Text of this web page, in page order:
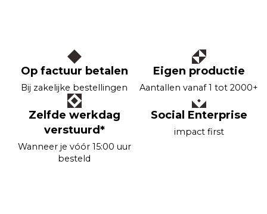
Op factuur betalen
Bij zakelijke bestellingen
Eigen productie
Aantallen vanaf 1 tot 2000+
Zelfde werkdag
verstuurd*
Wanneer je vóór 15:00 uur
besteld
Social Enterprise
impact first